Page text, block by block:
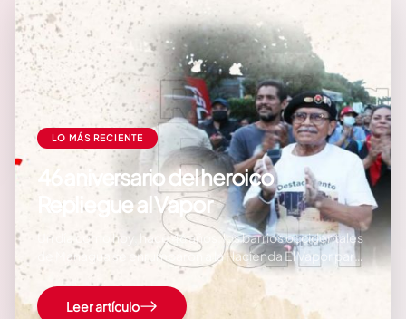
LO MÁS RECIENTE
46 aniversario del heroico
Repliegue al Vapor
Un día como hoy, hace 46 años, los barrios occidentales
de Managua se enrumbaron a la Hacienda El Vapor para
replegarse de la Guardia Nacional. En junio de 1979, los
combatientes del Frente Sandinista, acompañados de
miles de milicianos, tomaron la decisión de retirarse de
Leer artículo